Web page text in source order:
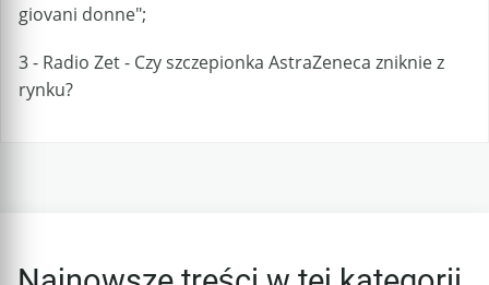
giovani donne";
3 - Radio Zet - Czy szczepionka AstraZeneca zniknie z
rynku?